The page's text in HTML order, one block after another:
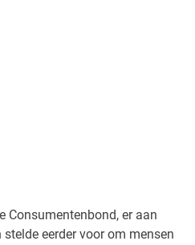
Consumentenbond, er aan
eerder voor om mensen